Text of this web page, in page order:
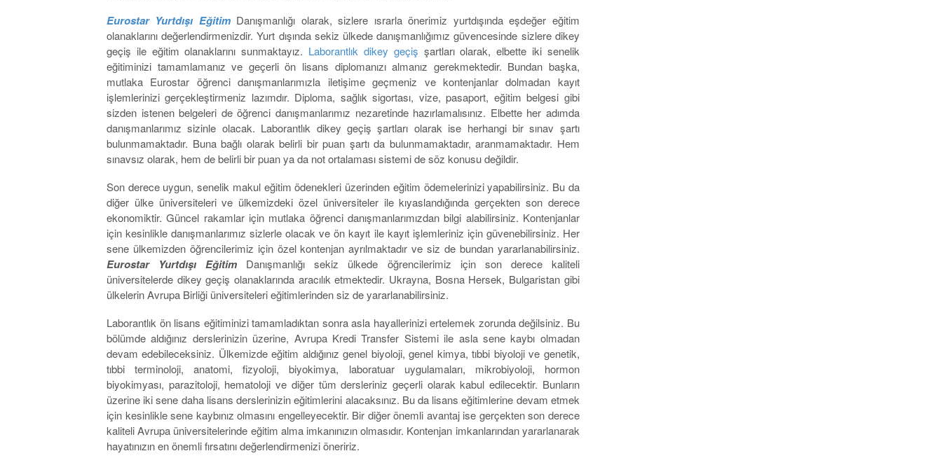
Eurostar Yurtdışı EğitimDanışmanlığı olarak, sizlere ısrarla önerimiz yurtdışında eşdeğer eğitim
olanaklarını değerlendirmenizdir. Yurt dışında sekiz ülkede danışmanlığımız güvencesinde sizlere dikey
geçiş ile eğitim olanaklarını sunmaktayız. Laborantlık dikey geçiş şartları olarak, elbette iki senelik
eğitiminizi tamamlamanız ve geçerli ön lisans diplomanızı almanız gerekmektedir. Bundan başka,
mutlaka Eurostar öğrenci danışmanlarımızla iletişime geçmeniz ve kontenjanlar dolmadan kayıt
işlemlerinizi gerçekleştirmeniz lazımdır. Diploma, sağlık sigortası, vize, pasaport, eğitim belgesi gibi
sizden istenen belgeleri de öğrenci danışmanlarımız nezaretinde hazırlamalısınız. Elbette her adımda
danışmanlarımız sizinle olacak. Laborantlık dikey geçiş şartları olarak ise herhangi bir sınav şartı
bulunmamaktadır. Buna bağlı olarak belirli bir puan şartı da bulunmamaktadır, aranmamaktadır. Hem
sınavsız olarak, hem de belirli bir puan ya da not ortalaması sistemi de söz konusu değildir.
Son derece uygun, senelik makul eğitim ödenekleri üzerinden eğitim ödemelerinizi yapabilirsiniz. Bu da
diğer ülke üniversiteleri ve ülkemizdeki özel üniversiteler ile kıyaslandığında gerçekten son derece
ekonomiktir. Güncel rakamlar için mutlaka öğrenci danışmanlarımızdan bilgi alabilirsiniz. Kontenjanlar
için kesinlikle danışmanlarımız sizlerle olacak ve ön kayıt ile kayıt işlemleriniz için güvenebilirsiniz. Her
sene ülkemizden öğrencilerimiz için özel kontenjan ayrılmaktadır ve siz de bundan yararlanabilirsiniz.
Eurostar Yurtdışı Eğitim Danışmanlığı sekiz ülkede öğrencilerimiz için son derece kaliteli
üniversitelerde dikey geçiş olanaklarında aracılık etmektedir. Ukrayna, Bosna Hersek, Bulgaristan gibi
ülkelerin Avrupa Birliği üniversiteleri eğitimlerinden siz de yararlanabilirsiniz.
Laborantlık ön lisans eğitiminizi tamamladıktan sonra asla hayallerinizi ertelemek zorunda değilsiniz. Bu
bölümde aldığınız derslerinizin üzerine, Avrupa Kredi Transfer Sistemi ile asla sene kaybı olmadan
devam edebileceksiniz. Ülkemizde eğitim aldığınız genel biyoloji, genel kimya, tıbbi biyoloji ve genetik,
tıbbi terminoloji, anatomi, fizyoloji, biyokimya, laboratuar uygulamaları, mikrobiyoloji, hormon
biyokimyası, parazitoloji, hematoloji ve diğer tüm dersleriniz geçerli olarak kabul edilecektir. Bunların
üzerine iki sene daha lisans derslerinizin eğitimlerini alacaksınız. Bu da lisans eğitimlerine devam etmek
için kesinlikle sene kaybınız olmasını engelleyecektir. Bir diğer önemli avantaj ise gerçekten son derece
kaliteli Avrupa üniversitelerinde eğitim alma imkanınızın olmasıdır. Kontenjan imkanlarından yararlanarak
hayatınızın en önemli fırsatını değerlendirmenizi öneririz.